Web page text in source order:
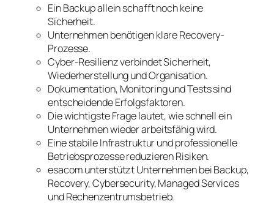
Ein Backup allein schafft noch keine
Sicherheit.
Unternehmen benötigen klare Recovery-
Prozesse.
Cyber-Resilienz verbindet Sicherheit,
Wiederherstellung und Organisation.
Dokumentation, Monitoring und Tests sind
entscheidende Erfolgsfaktoren.
Die wichtigste Frage lautet, wie schnell ein
Unternehmen wieder arbeitsfähig wird.
Eine stabile Infrastruktur und professionelle
Betriebsprozesse reduzieren Risiken.
esacom unterstützt Unternehmen bei Backup,
Recovery, Cybersecurity, Managed Services
und Rechenzentrumsbetrieb.